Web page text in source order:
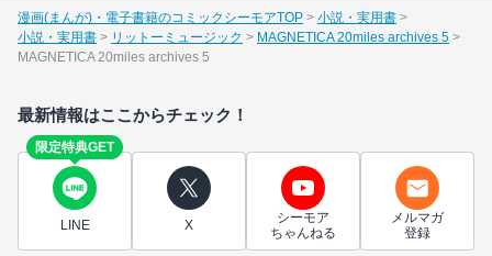
漫画(まんが)・電子書籍のコミックシーモアTOP
小説・実用書
小説・実用書
リットーミュージック
MAGNETICA 20miles archives 5
MAGNETICA 20miles archives 5
最新情報はここからチェック！
限定特典GET
LINE X
シーモア
ちゃんねる
メルマガ
登録